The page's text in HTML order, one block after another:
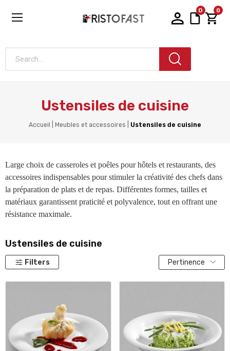
0 0
Search...
Ustensiles de cuisine
Accueil Meubles et accessoires Ustensiles de cuisine
Large choix de casseroles et poêles pour hôtels et restaurants, des
accessoires indispensables pour stimuler la créativité des chefs dans
la préparation de plats et de repas. Différentes formes, tailles et
matériaux garantissent praticité et polyvalence, tout en offrant une
résistance maximale.
Ustensiles de cuisine
Filters Pertinence